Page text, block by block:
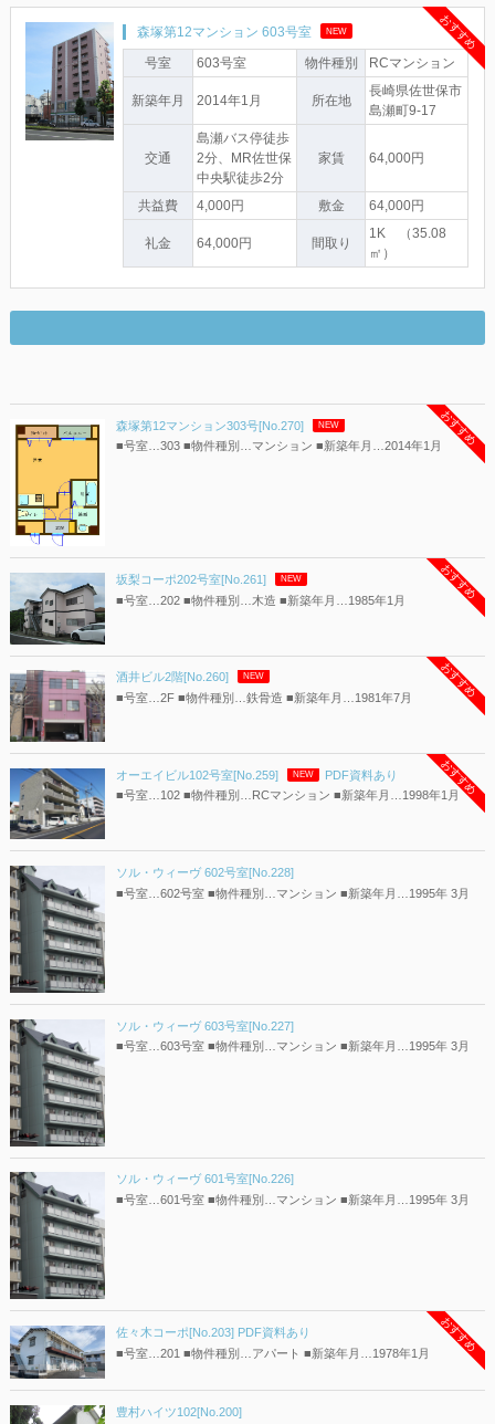
森塚第12マンション 603号室 NEW
号室 603号室 物件種別 RCマンション
新築年月 2014年1月 所在地
長崎県佐世保市
島瀬町9-17
交通
島瀬バス停徒歩
2分、MR佐世保
中央駅徒歩2分
家賃 64,000円
共益費 4,000円 敷金 64,000円
礼金 64,000円 間取り
1K （35.08
㎡）
おすすめ
森塚第12マンション303号[No.270] NEW
■号室…303 ■物件種別…マンション ■新築年月…2014年1月おすすめ
坂梨コーポ202号室[No.261] NEW
■号室…202 ■物件種別…木造 ■新築年月…1985年1月 おすすめ
酒井ビル2階[No.260] NEW
■号室…2F ■物件種別…鉄骨造 ■新築年月…1981年7月 おすすめ
オーエイビル102号室[No.259] NEW
PDF資料あり
■号室…102 ■物件種別…RCマンション ■新築年月…1998年1月おすすめ
ソル・ウィーヴ 602号室[No.228]
■号室…602号室 ■物件種別…マンション ■新築年月…1995年 3月
ソル・ウィーヴ 603号室[No.227]
■号室…603号室 ■物件種別…マンション ■新築年月…1995年 3月
ソル・ウィーヴ 601号室[No.226]
■号室…601号室 ■物件種別…マンション ■新築年月…1995年 3月
佐々木コーポ[No.203] PDF資料あり
■号室…201 ■物件種別…アパート ■新築年月…1978年1月
おすすめ
豊村ハイツ102[No.200]